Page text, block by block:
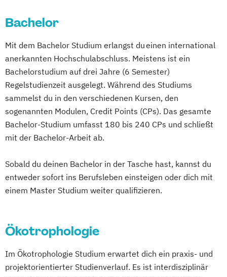
Bachelor
Mit dem Bachelor Studium erlangst du einen international
anerkannten Hochschulabschluss. Meistens ist ein
Bachelorstudium auf drei Jahre (6 Semester)
Regelstudienzeit ausgelegt. Während des Studiums
sammelst du in den verschiedenen Kursen, den
sogenannten Modulen, Credit Points (CPs). Das gesamte
Bachelor-Studium umfasst 180 bis 240 CPs und schließt
mit der Bachelor-Arbeit ab.
Sobald du deinen Bachelor in der Tasche hast, kannst du
entweder sofort ins Berufsleben einsteigen oder dich mit
einem Master Studium weiter qualifizieren.
Ökotrophologie
Im Ökotrophologie Studium erwartet dich ein praxis- und
projektorientierter Studienverlauf. Es ist interdisziplinär